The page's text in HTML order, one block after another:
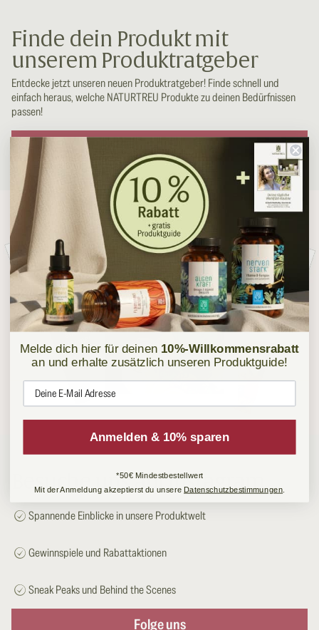
Finde dein Produkt mit
unserem Produktratgeber
Entdecke jetzt unseren neuen Produktratgeber! Finde schnell und
einfach heraus, welche NATURTREU Produkte zu deinen Bedürfnissen
passen!
Besuche uns auf Instagram
Spannende Einblicke in unsere Produktwelt
Gewinnspiele und Rabattaktionen
Sneak Peaks und Behind the Scenes
Folge uns
Melde dich hier für deinen 10%-Willkommensrabatt
an und erhalte zusätzlich unseren Produktguide!
E-Mail
Anmelden & 10% sparen
*50€ Mindestbestellwert
Mit der Anmeldung akzeptierst du unsere Datenschutzbestimmungen